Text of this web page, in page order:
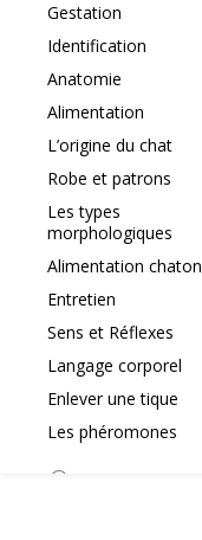
Gestation
Identification
Anatomie
Alimentation
L’origine du chat
Robe et patrons
Les types
morphologiques
Alimentation chaton
Entretien
Sens et Réflexes
Langage corporel
Enlever une tique
Les phéromones